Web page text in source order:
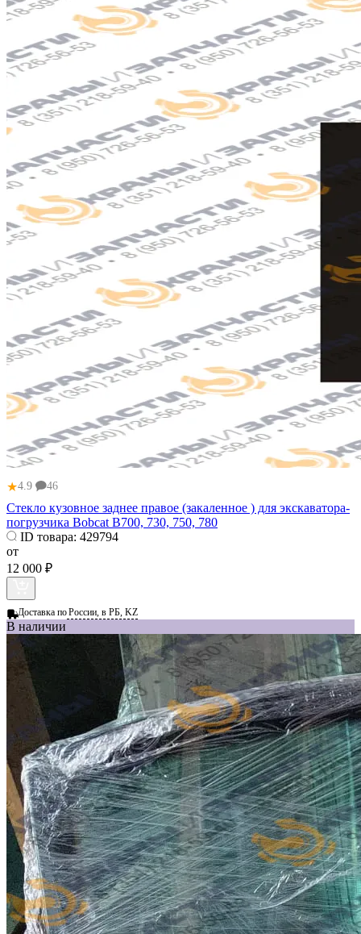
★4.9 46
Стекло кузовное заднее правое (закаленное ) для экскаватора-
погрузчика Bobcat B700, 730, 750, 780
ID товара: 429794
от
12 000 ₽
Доставка поРоссии, в РБ, KZ
В наличии